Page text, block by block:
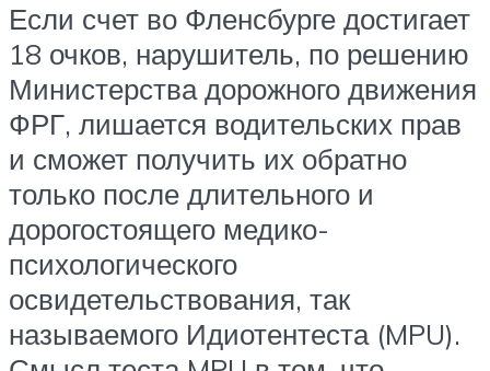
Если счет во Фленсбурге достигает
18 очков, нарушитель, по решению
Министерства дорожного движения
ФРГ, лишается водительских прав
и сможет получить их обратно
только после длительного и
дорогостоящего медико-
психологического
освидетельствования, так
называемого Идиотентеста (MPU).